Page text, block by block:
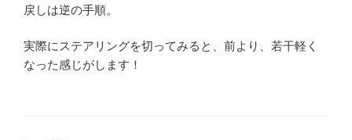
戻しは逆の手順。
実際にステアリングを切ってみると、前より、若干軽く
なった感じがします！